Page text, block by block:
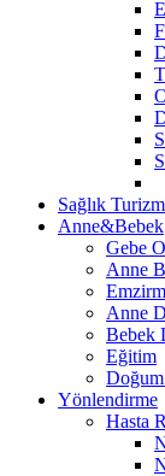
Sağlık
Anne&Bebek
Gebe
Anne
Anne
Bebek
Eğitim
Yönlendirme
Hasta